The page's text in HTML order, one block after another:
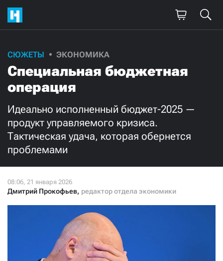
СЮЖЕТЫ ЭКОНОМИКА
Специальная бюджетная
операция
Идеально исполненный бюджет-2025 —
продукт управляемого кризиса.
Тактическая удача, которая обернется
проблемами
Дмитрий Прокофьев, редактор отдела экономики
Поддержите
нашу работу!
Ежемесячно
3000 1000
500
СТАТЬ СОУЧАСТНИКОМ
ПОДЕЛИТЬСЯ С ДРУЗЬЯМИ
Если у вас есть вопросы, пишите donate@novayagazeta.ru